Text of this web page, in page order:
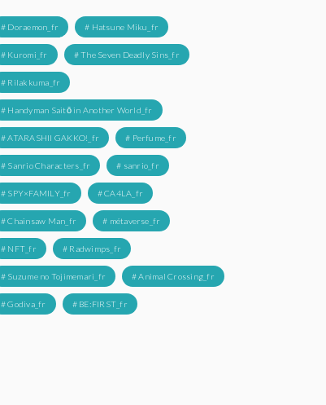
# Doraemon_fr # Hatsune Miku_fr
# Kuromi_fr # The Seven Deadly Sins_fr
# Rilakkuma_fr
# Handyman Saitō in Another World_fr
# ATARASHII GAKKO!_fr # Perfume_fr
# Sanrio Characters_fr # sanrio_fr
# SPY×FAMILY_fr # CA4LA_fr
# Chainsaw Man_fr # métaverse_fr
# NFT_fr # Radwimps_fr
# Suzume no Tojimemari_fr # Animal Crossing_fr
# Godiva_fr # BE:FIRST_fr